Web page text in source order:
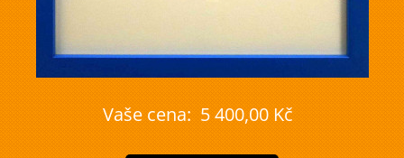
Vaše cena: 5 400,00 Kč